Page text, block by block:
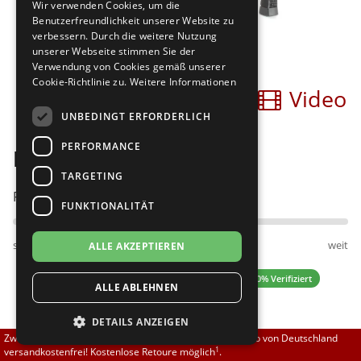
Brautschuhe
Sneaker
Übergrößen 43-44
Flexerinas
Merlet
Nueva Epoca
RayRose
Rummos
Rumpf
SoDanca
TopTanz
Bilder Video
Nueva Epoca Josefina
Passt am besten bei Fußweite:
schmal normal weit
4.86 (7 Bewertungen) ✓ 100% Verifiziert
179,00 EUR
Zwischen 70,00 EUR und 800,00 EUR liefern wir innerhalb von Deutschland
versandkostenfrei! Kostenlose Retoure möglich1.
Wir verwenden Cookies, um die
Benutzerfreundlichkeit unserer Website zu
verbessern. Durch die weitere Nutzung
unserer Webseite stimmen Sie der
Verwendung von Cookies gemäß unserer
Cookie-Richtlinie zu. Weitere Informationen
UNBEDINGT ERFORDERLICH
PERFORMANCE
TARGETING
FUNKTIONALITÄT
ALLE AKZEPTIEREN
ALLE ABLEHNEN
DETAILS ANZEIGEN